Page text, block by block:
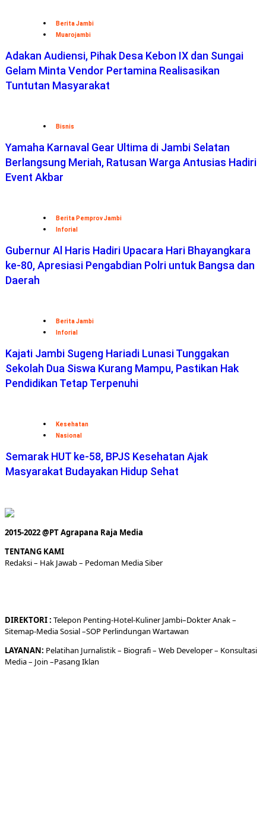
Berita Jambi
Muarojambi
Adakan Audiensi, Pihak Desa Kebon IX dan Sungai
Gelam Minta Vendor Pertamina Realisasikan
Tuntutan Masyarakat
Bisnis
Yamaha Karnaval Gear Ultima di Jambi Selatan
Berlangsung Meriah, Ratusan Warga Antusias Hadiri
Event Akbar
Berita Pemprov Jambi
Inforial
Gubernur Al Haris Hadiri Upacara Hari Bhayangkara
ke-80, Apresiasi Pengabdian Polri untuk Bangsa dan
Daerah
Berita Jambi
Inforial
Kajati Jambi Sugeng Hariadi Lunasi Tunggakan
Sekolah Dua Siswa Kurang Mampu, Pastikan Hak
Pendidikan Tetap Terpenuhi
Kesehatan
Nasional
Semarak HUT ke-58, BPJS Kesehatan Ajak
Masyarakat Budayakan Hidup Sehat
2015-2022 @PT Agrapana Raja Media
TENTANG KAMI
Redaksi– Hak Jawab – Pedoman Media Siber
DIREKTORI: Telepon Penting-Hotel-KulinerJambi–DokterAnak –
Sitemap-Media Sosial –SOP Perlindungan Wartawan
LAYANAN: Pelatihan Jurnalistik – Biografi– Web Developer– Konsultasi
Media– Join –Pasang Iklan